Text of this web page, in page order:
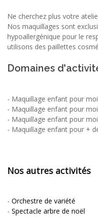
Ne cherchez plus votre
Nos maquillages sont
hypoallergénique pour le
utilisons des paillettes
Domaines
- Maquillage enfant pour
- Maquillage enfant pour
- Maquillage enfant pour
- Maquillage enfant pour +
Nos autres activités
- Orchestre de variété
- Spectacle arbre de noël